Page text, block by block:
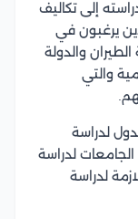
إلى تكاليف
يرغبون في
والدولة
والتي
لدراسة
الجامعات لدراسة
لدراسة